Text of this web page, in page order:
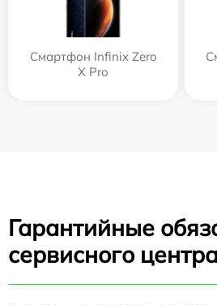
Смартфон Infinix Zero
X Pro
Гарантийные
сервисного